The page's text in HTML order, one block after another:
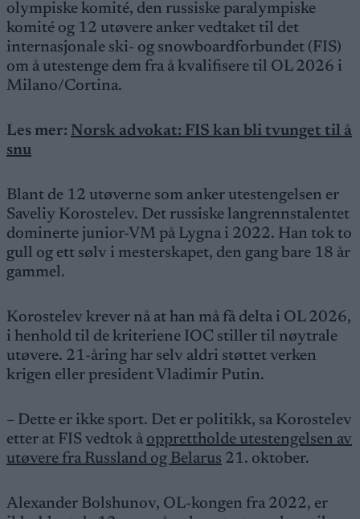
olympiske komité, den russiske paralympiske
komité og 12 utøvere anker vedtaket til det
internasjonale ski- og snowboardforbundet (FIS)
om å utestenge dem fra å kvalifisere til OL 2026 i
Milano/Cortina.
Les mer: Norsk advokat: FIS kan bli tvunget til å
snu
Blant de 12 utøverne som anker utestengelsen er
Saveliy Korostelev. Det russiske langrennstalentet
dominerte junior-VM på Lygna i 2022. Han tok to
gull og ett sølv i mesterskapet, den gang bare 18 år
gammel.
Korostelev krever nå at han må få delta i OL 2026,
i henhold til de kriteriene IOC stiller til nøytrale
utøvere. 21-åring har selv aldri støttet verken
krigen eller president Vladimir Putin.
– Dette er ikke sport. Det er politikk, sa Korostelev
etter at FIS vedtok å opprettholde utestengelsen av
utøvere fra Russland og Belarus 21. oktober.
Alexander Bolshunov, OL-kongen fra 2022, er